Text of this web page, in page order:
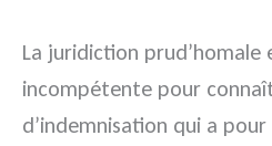
La juridiction
incompétente pour
d’indemnisation qui a